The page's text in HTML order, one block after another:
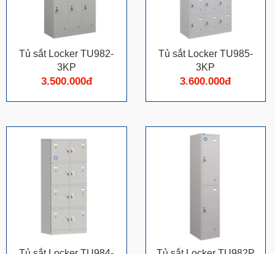
Tủ sắt Locker TU982-
3KP
3.500.000đ
Tủ sắt Locker TU985-
3KP
3.600.000đ